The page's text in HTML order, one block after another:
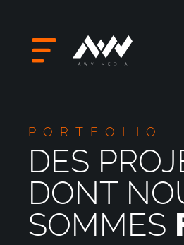
PORTFOLIO
DES
DONT
SOMMES